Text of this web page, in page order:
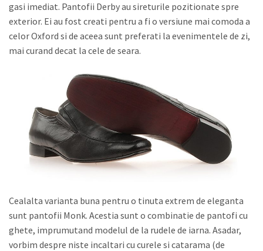
gasi imediat. Pantofii Derby au sireturile pozitionate spre
exterior. Ei au fost creati pentru a fi o versiune mai comoda a
celor Oxford si de aceea sunt preferati la evenimentele de zi,
mai curand decat la cele de seara.
Cealalta varianta buna pentru o tinuta extrem de eleganta
sunt pantofii Monk. Acestia sunt o combinatie de pantofi cu
ghete, imprumutand modelul de la rudele de iarna. Asadar,
vorbim despre niste incaltari cu curele si catarama (de